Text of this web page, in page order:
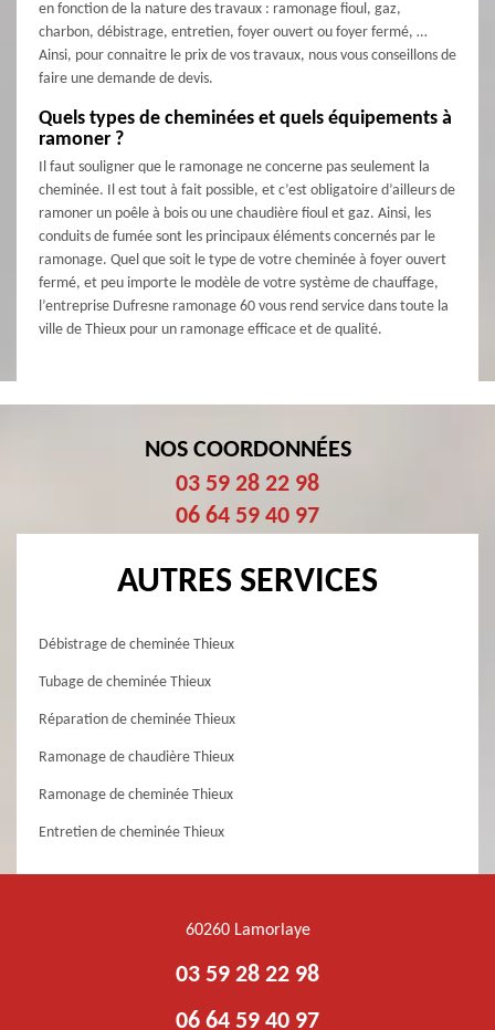
en fonction de la nature des travaux : ramonage fioul, gaz,
charbon, débistrage, entretien, foyer ouvert ou foyer fermé, …
Ainsi, pour connaitre le prix de vos travaux, nous vous conseillons de
faire une demande de devis.
Quels types de cheminées et quels équipements à
ramoner ?
Il faut souligner que le ramonage ne concerne pas seulement la
cheminée. Il est tout à fait possible, et c’est obligatoire d’ailleurs de
ramoner un poêle à bois ou une chaudière fioul et gaz. Ainsi, les
conduits de fumée sont les principaux éléments concernés par le
ramonage. Quel que soit le type de votre cheminée à foyer ouvert
fermé, et peu importe le modèle de votre système de chauffage,
l’entreprise Dufresne ramonage 60 vous rend service dans toute la
ville de Thieux pour un ramonage efficace et de qualité.
NOS COORDONNÉES
03 59 28 22 98
06 64 59 40 97
AUTRES SERVICES
Débistrage de cheminée Thieux
Tubage de cheminée Thieux
Réparation de cheminée Thieux
Ramonage de chaudière Thieux
Ramonage de cheminée Thieux
Entretien de cheminée Thieux
60260 Lamorlaye
03 59 28 22 98
06 64 59 40 97